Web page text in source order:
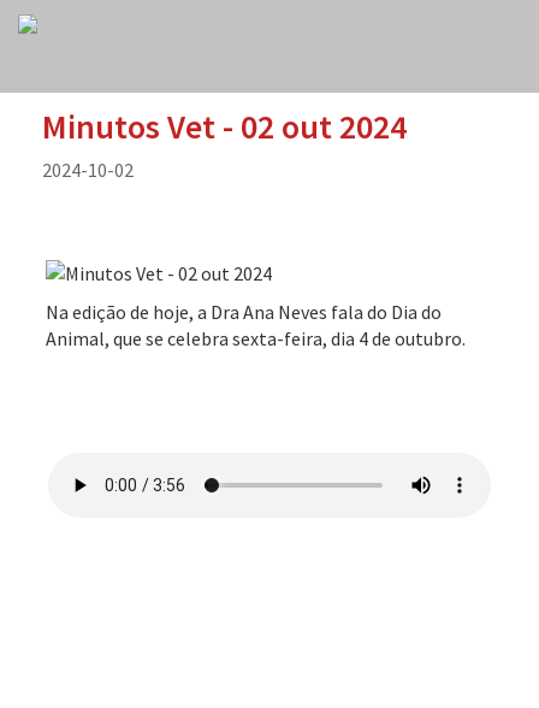
Minutos Vet - 02 out 2024
2024-10-02
Na edição de hoje, a Dra Ana Neves fala do Dia do
Animal, que se celebra sexta-feira, dia 4 de outubro.